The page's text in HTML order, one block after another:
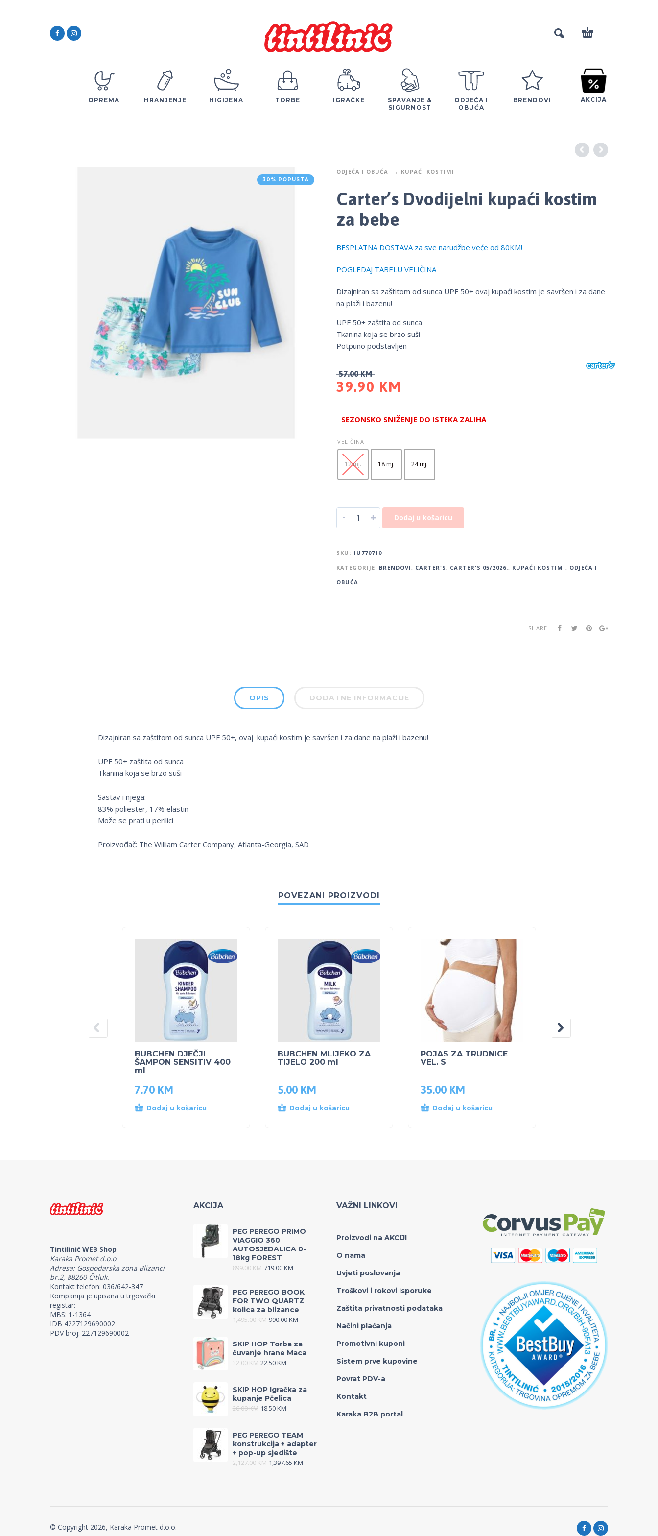
OPREMA HRANJENJE HIGIJENA TORBE IGRAČKE
SPAVANJE &
SIGURNOST
ODJEĆA I
OBUĆA
BRENDOVI AKCIJA
30% POPUSTA
ODJEĆA I OBUĆA KUPAĆI KOSTIMI
Carter’s Dvodijelni kupaći kostim
za bebe
BESPLATNA DOSTAVA za sve narudžbe veće od 80KM!
POGLEDAJ TABELU VELIČINA
Dizajniran sa zaštitom od sunca UPF 50+ ovaj kupaći kostim je savršen i za dane
na plaži i bazenu!
UPF 50+ zaštita od sunca
Tkanina koja se brzo suši
Potpuno podstavljen
57.00KM
39.90 KM
SEZONSKO SNIŽENJE DO ISTEKA ZALIHA
VELIČINA
12 mj. 18 mj. 24 mj.
- + Dodaj u košaricu
SKU: 1U770710
KATEGORIJE: BRENDOVI, CARTER'S, CARTER'S 05/2026., KUPAĆI KOSTIMI, ODJEĆA I
OBUĆA
SHARE
OPIS DODATNE INFORMACIJE
Dizajniran sa zaštitom od sunca UPF 50+, ovaj kupaći kostim je savršen i za dane na plaži i bazenu!
UPF 50+ zaštita od sunca
Tkanina koja se brzo suši
Sastav i njega:
83% poliester, 17% elastin
Može se prati u perilici
Proizvođač: The William Carter Company, Atlanta-Georgia, SAD
POVEZANI PROIZVODI
BUBCHEN DJEČJI
ŠAMPON SENSITIV 400
ml
7.70 KM
Dodaj u košaricu
BUBCHEN MLIJEKO ZA
TIJELO 200 ml
5.00 KM
Dodaj u košaricu
POJAS ZA TRUDNICE
VEL. S
35.00 KM
Dodaj u košaricu
Tintilinić WEB Shop
Karaka Promet d.o.o.
Adresa: Gospodarska zona Blizanci
br.2, 88260 Čitluk.
Kontakt telefon: 036/642-347
Kompanija je upisana u trgovački
registar:
MBS: 1-1364
IDB 4227129690002
PDV broj: 227129690002
AKCIJA
PEG PEREGO PRIMO
VIAGGIO 360
AUTOSJEDALICA 0-
18kg FOREST
899.00KM 719.00KM
PEG PEREGO BOOK
FOR TWO QUARTZ
kolica za blizance
1,495.00KM 990.00KM
SKIP HOP Torba za
čuvanje hrane Maca
32.00KM 22.50KM
SKIP HOP Igračka za
kupanje Pčelica
26.00KM 18.50KM
PEG PEREGO TEAM
konstrukcija + adapter
+ pop-up sjedište
2,127.00KM 1,397.65 KM
VAŽNI LINKOVI
Proizvodi na AKCIJI
O nama
Uvjeti poslovanja
Troškovi i rokovi isporuke
Zaštita privatnosti podataka
Načini plaćanja
Promotivni kuponi
Sistem prve kupovine
Povrat PDV-a
Kontakt
Karaka B2B portal
© Copyright 2026, Karaka Promet d.o.o.